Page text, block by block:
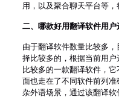
用，以及聚合聊天平台等，
二、 哪款好用翻译软件用户
由于翻译软件数量比较多
择比较多的，根据当前用
比较多的一款翻译软件，
面也走在了不同软件前列
杂外语场景，通过该翻译